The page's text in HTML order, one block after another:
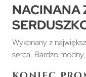
NACINANA
Wykonany z
serca. Bardzo